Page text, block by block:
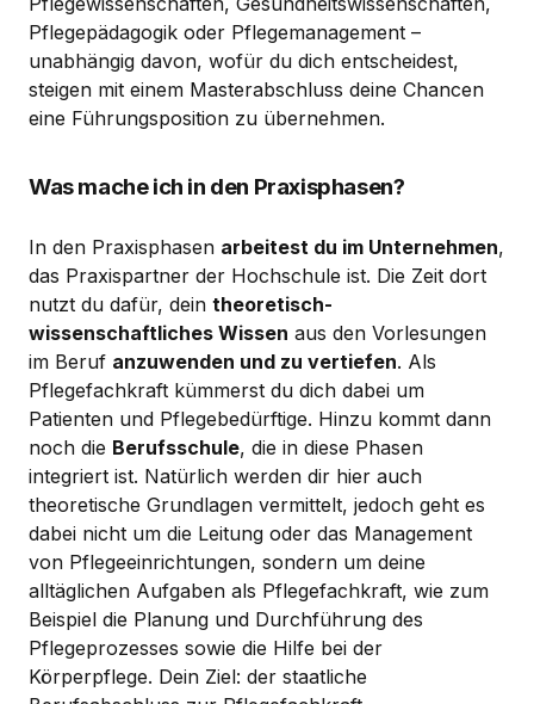
Pflegepädagogik oder Pflegemanagement –
unabhängig davon, wofür du dich entscheidest,
steigen mit einem Masterabschluss deine Chancen
eine Führungsposition zu übernehmen.
Was mache ich in den Praxisphasen?
In den Praxisphasen arbeitest du im Unternehmen,
das Praxispartner der Hochschule ist. Die Zeit dort
nutzt du dafür, dein theoretisch-
wissenschaftliches Wissen aus den Vorlesungen
im Beruf anzuwenden und zu vertiefen. Als
Pflegefachkraft kümmerst du dich dabei um
Patienten und Pflegebedürftige. Hinzu kommt dann
noch die Berufsschule, die in diese Phasen
integriert ist. Natürlich werden dir hier auch
theoretische Grundlagen vermittelt, jedoch geht es
dabei nicht um die Leitung oder das Management
von Pflegeeinrichtungen, sondern um deine
alltäglichen Aufgaben als Pflegefachkraft, wie zum
Beispiel die Planung und Durchführung des
Pflegeprozesses sowie die Hilfe bei der
Körperpflege. Dein Ziel: der staatliche